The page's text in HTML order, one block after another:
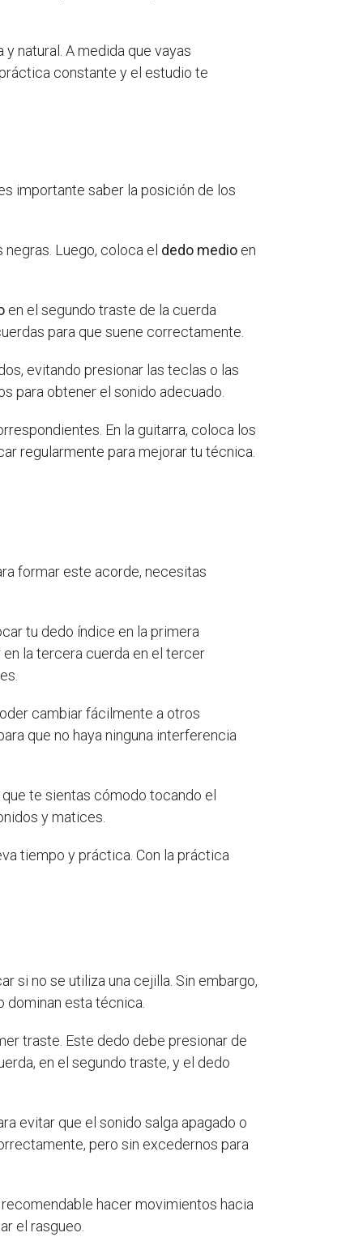
natural. A medida que vayas
constante y el estudio te
importante saber la posición de los
Luego, coloca el dedo medio en
en el segundo traste de la cuerda
para que suene correctamente.
evitando presionar las teclas o las
para obtener el sonido adecuado.
En la guitarra, coloca los
regularmente para mejorar tu técnica.
formar este acorde, necesitas
tu dedo índice en la primera
la tercera cuerda en el tercer
cambiar fácilmente a otros
que no haya ninguna interferencia
te sientas cómodo tocando el
y matices.
tiempo y práctica. Con la práctica
si no se utiliza una cejilla. Sin embargo,
dominan esta técnica.
traste. Este dedo debe presionar de
en el segundo traste, y el dedo
evitar que el sonido salga apagado o
pero sin excedernos para
hacer movimientos hacia
el rasgueo.